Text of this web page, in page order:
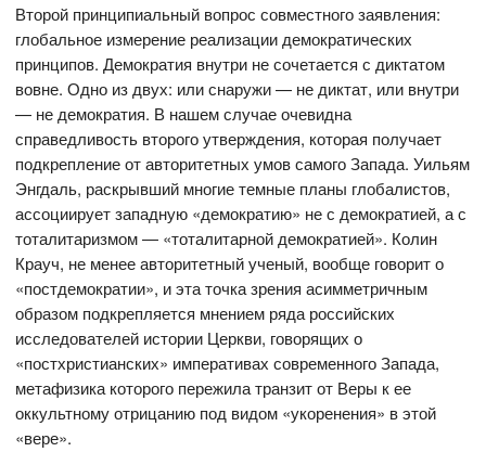
Второй принципиальный вопрос совместного заявления:
глобальное измерение реализации демократических
принципов. Демократия внутри не сочетается с диктатом
вовне. Одно из двух: или снаружи — не диктат, или внутри
— не демократия. В нашем случае очевидна
справедливость второго утверждения, которая получает
подкрепление от авторитетных умов самого Запада. Уильям
Энгдаль, раскрывший многие темные планы глобалистов,
ассоциирует западную «демократию» не с демократией, а с
тоталитаризмом — «тоталитарной демократией». Колин
Крауч, не менее авторитетный ученый, вообще говорит о
«постдемократии», и эта точка зрения асимметричным
образом подкрепляется мнением ряда российских
исследователей истории Церкви, говорящих о
«постхристианских» императивах современного Запада,
метафизика которого пережила транзит от Веры к ее
оккультному отрицанию под видом «укоренения» в этой
«вере».